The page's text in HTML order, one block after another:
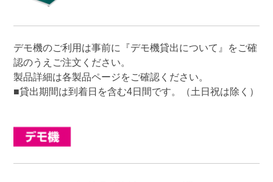
デモ機のご利用は事前に 『デモ機貸出について』
をご確
認のうえご注文ください。
製品詳細は各製品ページをご確認ください。
■貸出期間は到着日を含む4日間です。（土日祝は除く）